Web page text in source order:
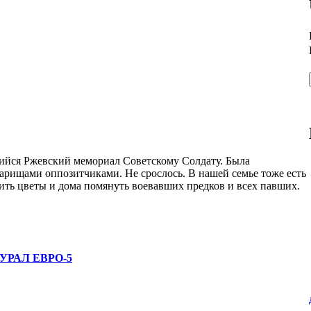
Ржевский мемориал Советскому Солдату. Была
оппозитчиками. Не срослось. В нашей семье тоже есть
цветы и дома помянуть воевавших предков и всех павших.
ЕВРО-5